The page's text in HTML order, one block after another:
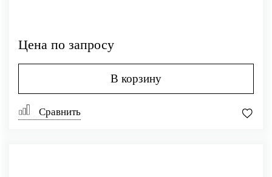
Цена по запросу
В корзину
Сравнить